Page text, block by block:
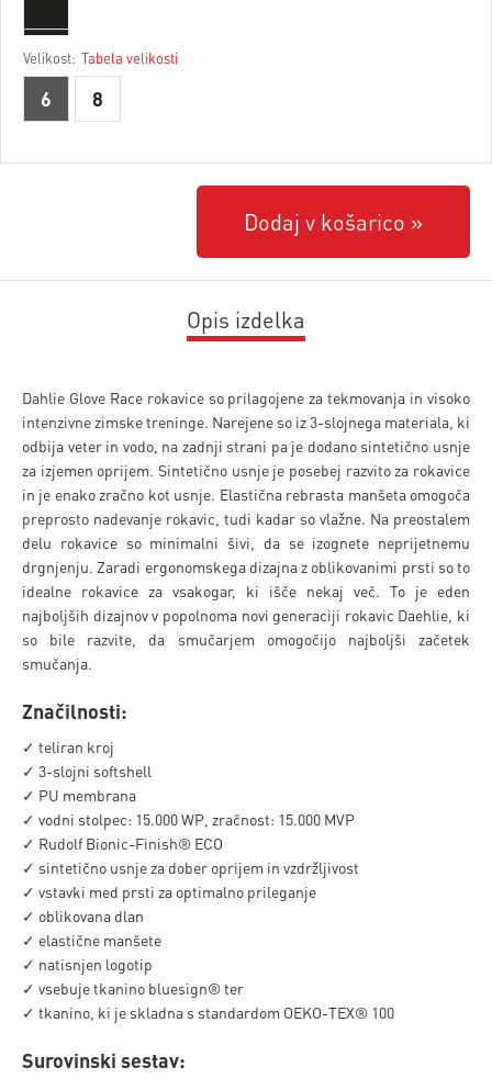
Velikost: Tabela velikosti
6 8
Dodaj v košarico
Opis izdelka
Dahlie Glove Race rokavice so prilagojene za tekmovanja in visoko
intenzivne zimske treninge. Narejene so iz 3-slojnega materiala, ki
odbija veter in vodo, na zadnji strani pa je dodano sintetično usnje
za izjemen oprijem. Sintetično usnje je posebej razvito za rokavice
in je enako zračno kot usnje. Elastična rebrasta manšeta omogoča
preprosto nadevanje rokavic, tudi kadar so vlažne. Na preostalem
delu rokavice so minimalni šivi, da se izognete neprijetnemu
drgnjenju. Zaradi ergonomskega dizajna z oblikovanimi prsti so to
idealne rokavice za vsakogar, ki išče nekaj več. To je eden
najboljših dizajnov v popolnoma novi generaciji rokavic Daehlie, ki
so bile razvite, da smučarjem omogočijo najboljši začetek
smučanja.
Značilnosti:
✓ teliran kroj
✓ 3-slojni softshell
✓ PU membrana
✓ vodni stolpec: 15.000 WP, zračnost: 15.000 MVP
✓ Rudolf Bionic-Finish® ECO
✓ sintetično usnje za dober oprijem in vzdržljivost
✓ vstavki med prsti za optimalno prileganje
✓ oblikovana dlan
✓ elastične manšete
✓ natisnjen logotip
✓ vsebuje tkanino bluesign® ter
✓ tkanino, ki je skladna s standardom OEKO-TEX® 100
Surovinski sestav: